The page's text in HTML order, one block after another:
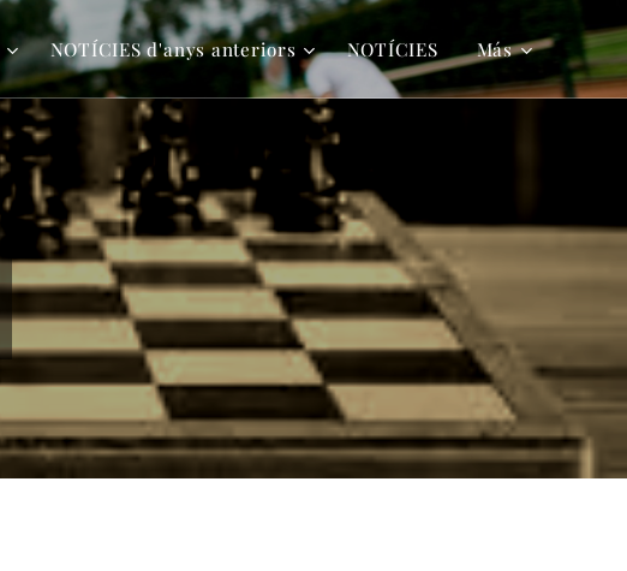
NOTÍCIES d'anys anteriors NOTÍCIES Más